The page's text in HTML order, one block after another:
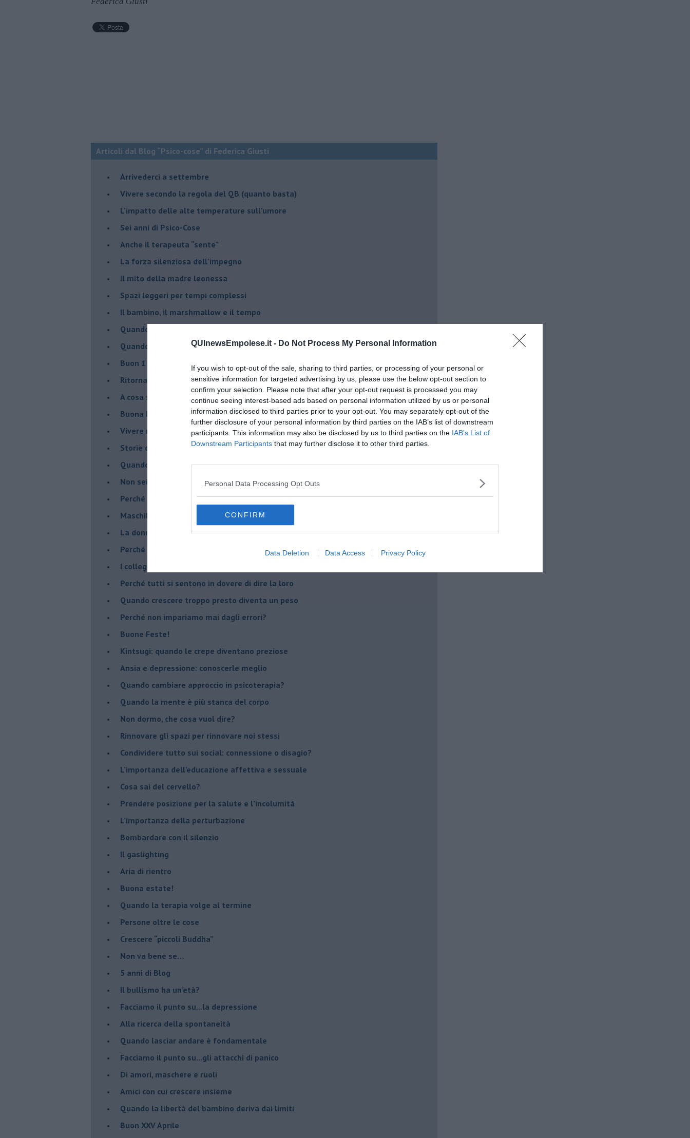
QUInewsEmpolese.it - Do Not Process My Personal Information
If you wish to opt-out of the sale, sharing to third parties, or processing of your personal or
sensitive information for targeted advertising by us, please use the below opt-out section to
confirm your selection. Please note that after your opt-out request is processed you may
continue seeing interest-based ads based on personal information utilized by us or personal
information disclosed to third parties prior to your opt-out. You may separately opt-out of the
further disclosure of your personal information by third parties on the IAB’s list of downstream
participants. This information may also be disclosed by us to third parties on the IAB’s List of
Downstream Participants that may further disclose it to other third parties.
Personal Data Processing Opt Outs
CONFIRM
Data Deletion Data Access Privacy Policy
Articoli dal Blog “Psico-cose” di Federica Giusti
​Arrivederci a settembre
​Vivere secondo la regola del QB (quanto basta)
​L'impatto delle alte temperature sull’umore
Sei anni di Psico-Cose
​Anche il terapeuta “sente”
​La forza silenziosa dell'impegno
​Il mito della madre leonessa
Spazi leggeri per tempi complessi
Il bambino, il marshmallow e il tempo
​Quando cambia il nome di una sindrome
​Quando il terapeuta torna a casa
​Buon 1 Maggio!
Ritornare indietro di vent’anni
​A cosa serve davvero la psicoterapia
​Buona Pasqua e … buona rinascita!
​Vivere nell’incertezza
​Storie di rinascita: i Take That
​Quando la rigidità del terapeuta è fondamentale
​Non sei indietro, stai seguendo il tuo tempo
​Perché abbiamo bisogno di Sanremo?
​Maschilismo inconsapevole
​La donna può scegliere di non essere madre!
​Perché abbiamo così bisogno di supereroi?
​I collegamenti tra filosofia e psicologia
​Perché tutti si sentono in dovere di dire la loro
​Quando crescere troppo presto diventa un peso
​Perché non impariamo mai dagli errori?
​Buone Feste!
​Kintsugi: quando le crepe diventano preziose
Ansia e depressione: conoscerle meglio
Quando cambiare approccio in psicoterapia?
​Quando la mente è più stanca del corpo
Non dormo, che cosa vuol dire?
​Rinnovare gli spazi per rinnovare noi stessi
​Condividere tutto sui social: connessione o disagio?
​L’importanza dell’educazione affettiva e sessuale
​Cosa sai del cervello?
Prendere posizione per la salute e l’incolumità
L’importanza della perturbazione
​Bombardare con il silenzio
Il gaslighting
Aria di rientro
Buona estate!
​Quando la terapia volge al termine
​Persone oltre le cose
​Crescere “piccoli Buddha”
Non va bene se…
​5 anni di Blog
​Il bullismo ha un’età?
Facciamo il punto su...la depressione
​Alla ricerca della spontaneità
​Quando lasciar andare è fondamentale
Facciamo il punto su...gli attacchi di panico
Di amori, maschere e ruoli
​Amici con cui crescere insieme
​Quando la libertà del bambino deriva dai limiti
Buon XXV Aprile